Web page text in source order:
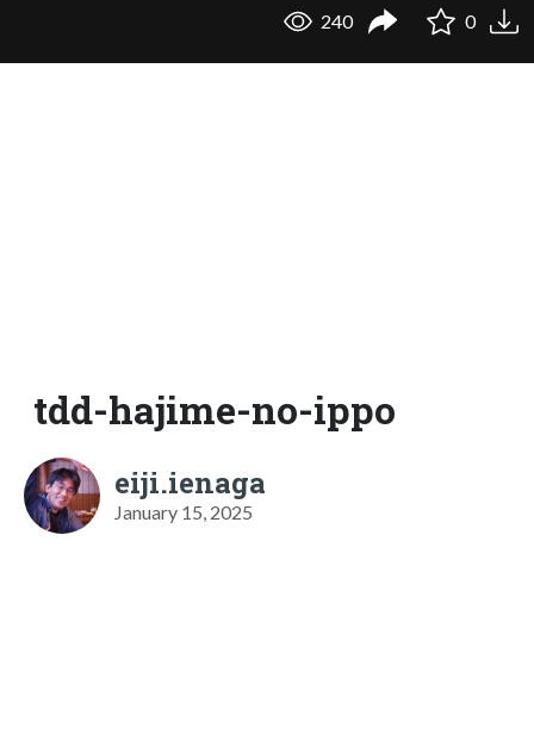
240 0
tdd-hajime-no-ippo
eiji.ienaga
January 15, 2025